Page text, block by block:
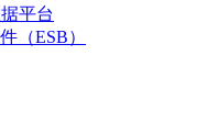
平台
（ESB）